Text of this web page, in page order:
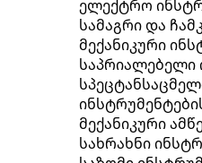
ელექტრო
სამაგრი და
მექანიკური
საპრიალებელი
მექანიკური
სახრახნი